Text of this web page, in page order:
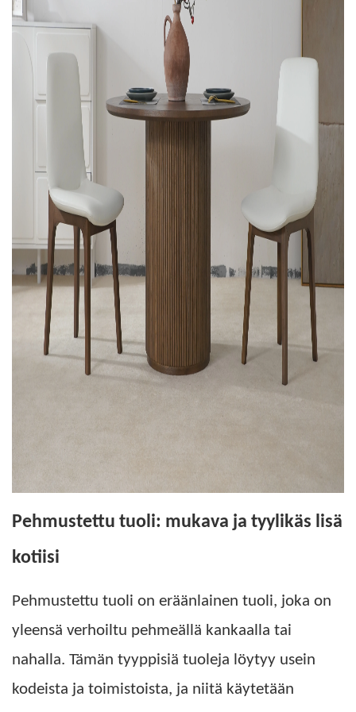
Pehmustettu tuoli: mukava ja tyylikäs lisä
kotiisi
Pehmustettu tuoli on eräänlainen tuoli, joka on
yleensä verhoiltu pehmeällä kankaalla tai
nahalla. Tämän tyyppisiä tuoleja löytyy usein
kodeista ja toimistoista, ja niitä käytetään